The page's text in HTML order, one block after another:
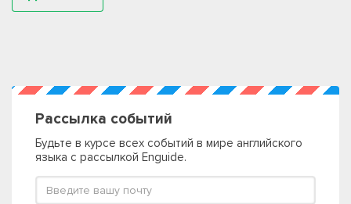
Рассылка событий
Будьте в курсе всех событий в мире английского
языка с рассылкой Enguide.